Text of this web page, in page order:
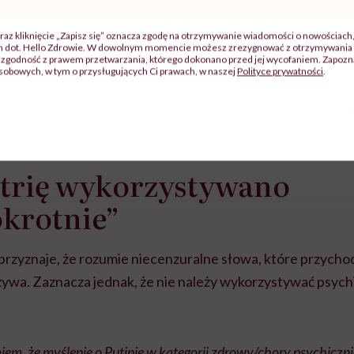
tylko
kobiet w ciąży na rynku
pracy
Wkrótce nowa
Instrukcja". Tym
warsztat
wykorzystywano
że rozumie niecenzuralne słowa, które
Zaznacza jednak, że nie należy wykorzystywać
kliknięcie „Zapisz się” oznacza zgodę na otrzymywanie wiadomości o
dot. Hello Zdrowie. W dowolnym momencie możesz zrezygnować z
zgodność z prawem przetwarzania, którego dokonano przed jej wycofaniem.
w tym o przysługujących Ci prawach, w naszejPolityce prywatności.